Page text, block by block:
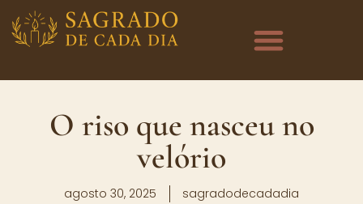
O riso que nasceu no
velório
agosto 30, 2025 sagradodecadadia